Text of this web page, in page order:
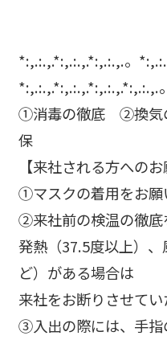
*:,.:.,.*:,.:.,.*:,.:.,.。
*:,.:.,.*:,.:.,.*:,.:.,.*:,.:.,.
①消毒の徹底 ②換気
保
【来社される方へのお
①マスクの着用をお願
②来社前の検温の徹底
発熱（37.5度以上）
ど）がある場合は
来社をお断りさせてい
③入出の際には、手指